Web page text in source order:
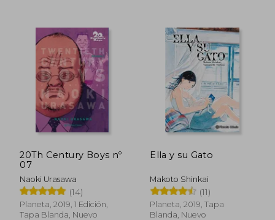
45%
dcto.
$ 128.868
$ 70.877
45%
dcto.
20Th Century Boys nº
07
Naoki Urasawa
(14)
Planeta, 2019, 1 Edición,
Tapa Blanda, Nuevo
Ella y su Gato
Makoto Shinkai
(11)
Planeta, 2019, Tapa
Blanda, Nuevo